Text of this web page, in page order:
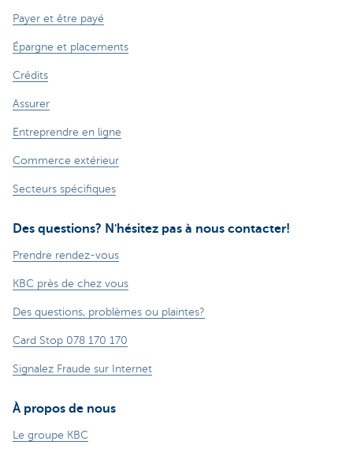
Payer et être payé
Épargne et placements
Crédits
Assurer
Entreprendre en ligne
Commerce extérieur
Secteurs spécifiques
Des questions? N'hésitez pas à nous contacter!
Prendre rendez-vous
KBC près de chez vous
Des questions, problèmes ou plaintes?
Card Stop 078 170 170
Signalez Fraude sur Internet
À propos de nous
Le groupe KBC